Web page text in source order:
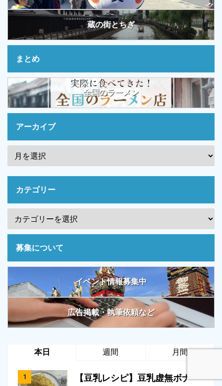
蔵の街とちぎ
まとめ
全国のラーメン
アーカイブ
カテゴリー
募集について
イベント情報募集中
広告掲載・執筆依頼など
本日 週間 月間
【豆乳レシピ】豆乳虚無ボナー